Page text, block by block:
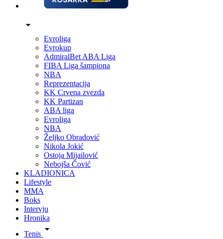
Evroliga
Evrokup
AdmiralBet ABA Liga
FIBA Liga šampiona
NBA
Reprezentacija
KK Crvena zvezda
KK Partizan
ABA liga
Evroliga
NBA
Željko Obradović
Nikola Jokić
Ostoja Mijailović
Nebojša Čović
KLADIONICA
Lifestyle
MMA
Boks
Intervju
Hronika
Tenis